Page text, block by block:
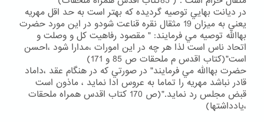
در ديانت بهايي توصيه گرديده كه بهتر است به حد اقل مهريه
يعني به ميزان 19 مثقال نقره قناعت شودو در اين مورد حضرت
بهاالله توصيه مي فرمايند: " مقصود رفاهيت كل و وصلت و
اتحاد ناس است لذا هر چه در اين امورات ،مدارا شود ،احسن
است"(كتاب اقدس م ملحقات ص 85 و 171)
حضرت بهاالله مي فرمايند" در صورتي كه در هنگام عقد ،داماد
قادر نباشد مهريه را تماما به عروس ادا نمايد ، ماذون است
قبض مجلس رد نمايد."(ص 170 كتاب اقدس همراه ملحقات
،يادداشتها)